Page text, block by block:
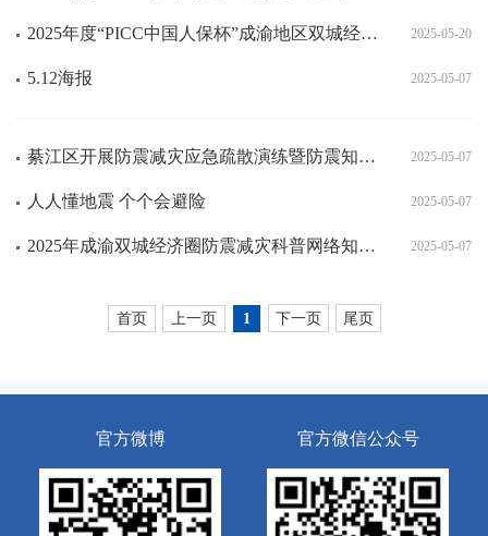
2025年度“PICC中国人保杯”成渝地区双城经济圈防震减灾科普知识网络大赛第三轮获奖名单 2025-05-20
5.12海报 2025-05-07
綦江区开展防震减灾应急疏散演练暨防震知识千人问答淘汰赛 2025-05-07
人人懂地震 个个会避险 2025-05-07
2025年成渝双城经济圈防震减灾科普网络知识竞赛 2025-05-07
首页 上一页 1 下一页 尾页
官方微博 官方微信公众号